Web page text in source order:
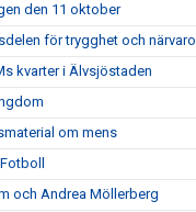
den 11 oktober
för trygghet och närvaro
kvarter i Älvsjöstaden
om mens
och Andrea Möllerberg